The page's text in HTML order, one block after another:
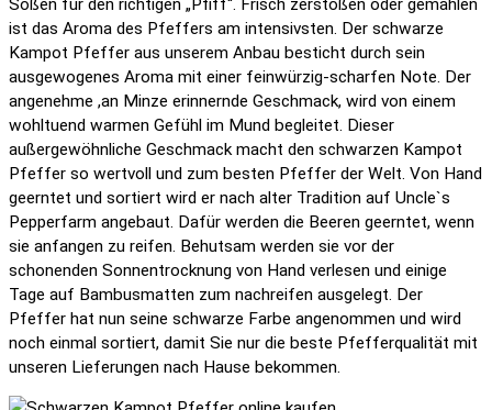
ist das Aroma des Pfeffers am intensivsten. Der schwarze
Kampot Pfeffer aus unserem Anbau besticht durch sein
ausgewogenes Aroma mit einer feinwürzig-scharfen Note. Der
angenehme ,an Minze erinnernde Geschmack, wird von einem
wohltuend warmen Gefühl im Mund begleitet. Dieser
außergewöhnliche Geschmack macht den schwarzen Kampot
Pfeffer so wertvoll und zum besten Pfeffer der Welt. Von Hand
geerntet und sortiert wird er nach alter Tradition auf Uncle`s
Pepperfarm angebaut. Dafür werden die Beeren geerntet, wenn
sie anfangen zu reifen. Behutsam werden sie vor der
schonenden Sonnentrocknung von Hand verlesen und einige
Tage auf Bambusmatten zum nachreifen ausgelegt. Der
Pfeffer hat nun seine schwarze Farbe angenommen und wird
noch einmal sortiert, damit Sie nur die beste Pfefferqualität mit
unseren Lieferungen nach Hause bekommen.